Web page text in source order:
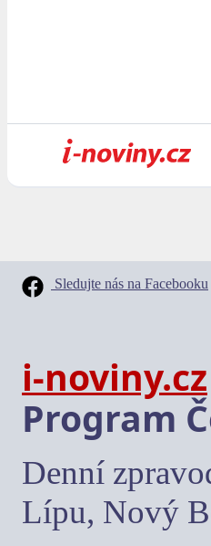
Sledujte nás na Facebooku
i-noviny.cz
Program
Denní
Lípu, Nový